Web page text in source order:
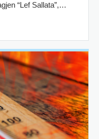
“Lef Sallata”,…